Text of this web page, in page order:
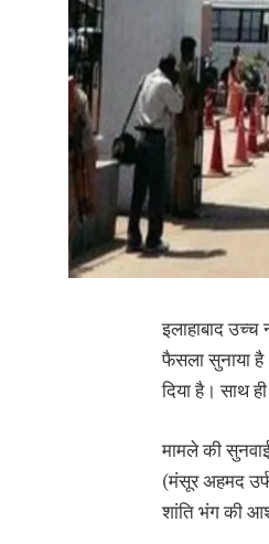
इलाहाबाद उच्च
फैसला सुनाया
दिया है। साथ
मामले की
(मंसूर अहमद
शांति भंग की